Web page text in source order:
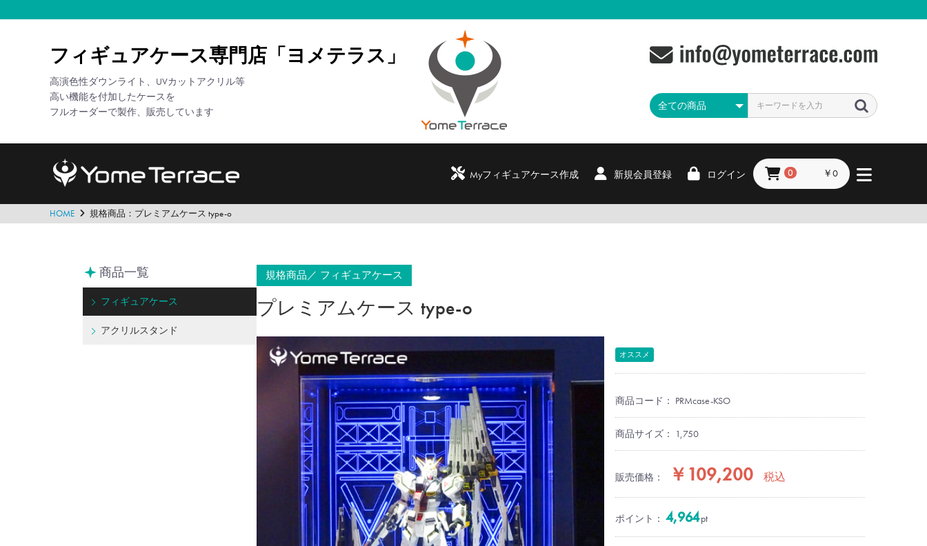
フィギュアケース専門店「ヨメテラス」
高演色性ダウンライト、UVカットアクリル等
高い機能を付加したケースを
フルオーダーで製作、販売しています
Myフィギュアケース作成 新規会員登録 ログイン 0 ￥0
HOME 規格商品：プレミアムケース type-o
規格商品 フィギュアケース
プレミアムケース type-o
オススメ
商品コード： PRMcase-KSO
商品サイズ： 1,750
販売価格： ￥109,200 税込
ポイント： 4,964pt
商品一覧
フィギュアケース
アクリルスタンド